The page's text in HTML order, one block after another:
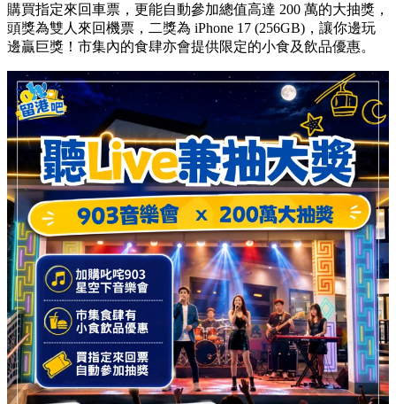
購買指定來回車票，更能自動參加總值高達 200 萬的大抽獎，
頭獎為雙人來回機票，二獎為 iPhone 17 (256GB)，讓你邊玩
邊贏巨獎！市集內的食肆亦會提供限定的小食及飲品優惠。